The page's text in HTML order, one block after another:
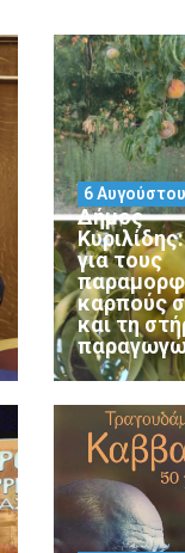
Δήμος
για τους
καρπούς
και τη
6